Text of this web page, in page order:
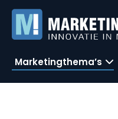
Marketingthema’s